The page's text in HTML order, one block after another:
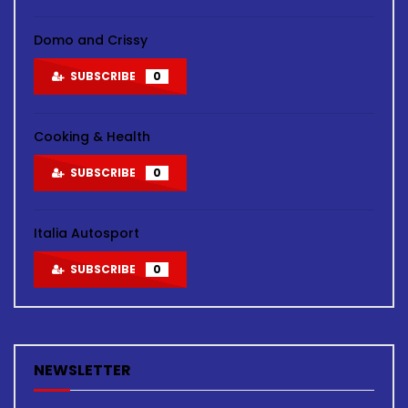
Domo and Crissy
SUBSCRIBE 0
Cooking & Health
SUBSCRIBE 0
Italia Autosport
SUBSCRIBE 0
NEWSLETTER